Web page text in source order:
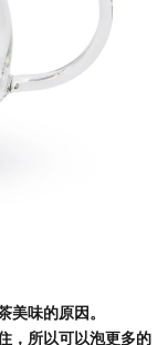
美味的原因。
，所以可以泡更多的